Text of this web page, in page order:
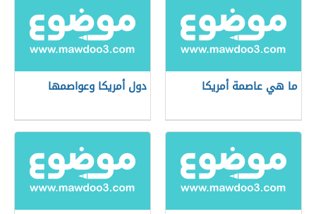
ما هي عاصمة أمريكا دول أمريكا وعواصمها